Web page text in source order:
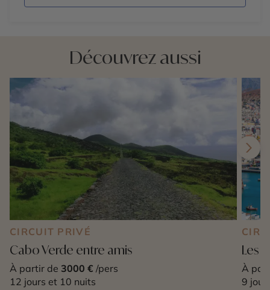
Découvrez aussi
CIRCUIT PRIVÉ
Cabo Verde entre amis
À partir de 3000 € /pers
12 jours et 10 nuits
Les
À
9